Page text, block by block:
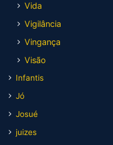
Vida
Vigilância
Vingança
Visão
Infantis
Jó
Josué
juizes